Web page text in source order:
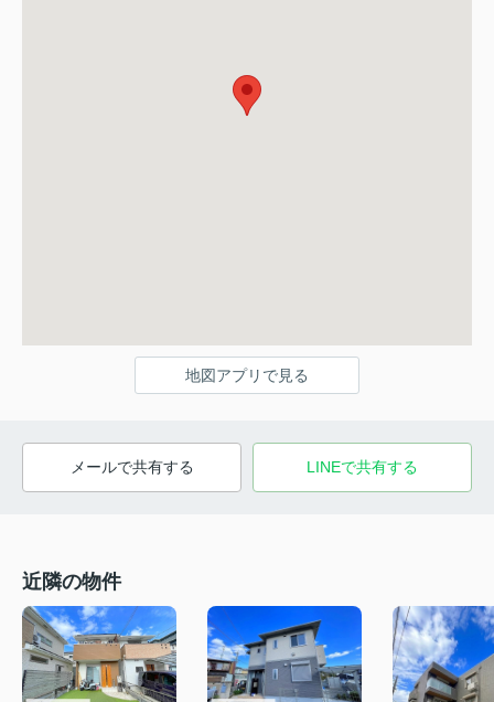
地図アプリで見る
メールで共有する LINEで共有する
近隣の物件